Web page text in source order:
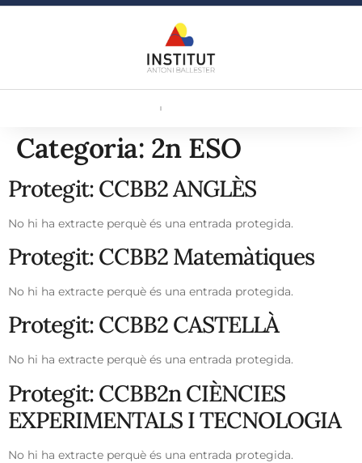
Categoria: 2n ESO
Protegit: CCBB2 ANGLÈS
No hi ha extracte perquè és una entrada protegida.
Protegit: CCBB2 Matemàtiques
No hi ha extracte perquè és una entrada protegida.
Protegit: CCBB2 CASTELLÀ
No hi ha extracte perquè és una entrada protegida.
Protegit: CCBB2n CIÈNCIES
EXPERIMENTALS I TECNOLOGIA
No hi ha extracte perquè és una entrada protegida.